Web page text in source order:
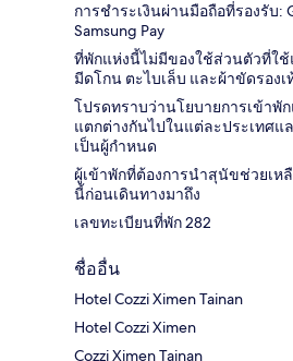
การชำระเงินผ่านมือถือที่รองรับ:
Samsung Pay
ที่พักแห่งนี้ไม่มีของใช้ส่วนตัวที่ใช้
มีดโกน ตะไบเล็บ และผ้าขัดรองเ
โปรดทราบว่านโยบายการเข้าพั
แตกต่างกันไปในแต่ละประเทศ
เป็นผู้กำหนด
ผู้เข้าพักที่ต้องการนำสุนัขช่วยเห
นี้ก่อนเดินทางมาถึง
เลขทะเบียนที่พัก 282
ชื่ออื่น
Hotel Cozzi Ximen Tainan
Hotel Cozzi Ximen
Cozzi Ximen Tainan